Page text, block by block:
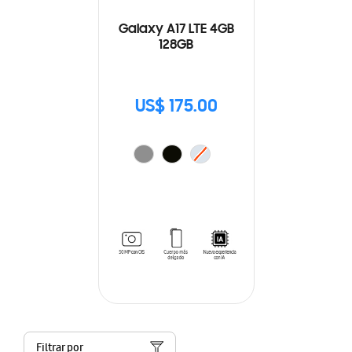
Galaxy A17 LTE 4GB
128GB
US$ 175.00